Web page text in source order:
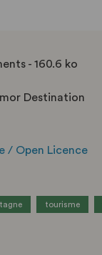
- 160.6 ko
Destination
/ Open Licence
tourisme